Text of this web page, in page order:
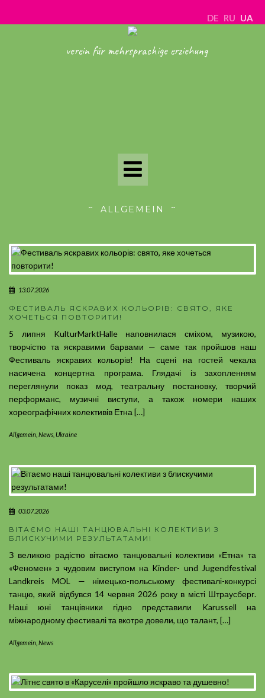
DE RU UA
verein für mehrsprachige erziehung
Toggle
Navigation
ALLGEMEIN
13.07.2026
ФЕСТИВАЛЬ ЯСКРАВИХ КОЛЬОРІВ: СВЯТО, ЯКЕ
ХОЧЕТЬСЯ ПОВТОРИТИ!
5 липня KulturMarktHalle наповнилася сміхом, музикою,
творчістю та яскравими барвами — саме так пройшов наш
Фестиваль яскравих кольорів! На сцені на гостей чекала
насичена концертна програма. Глядачі із захопленням
переглянули показ мод, театральну постановку, творчий
перформанс, музичні виступи, а також номери наших
хореографічних колективів Етна […]
Allgemein News Ukraine
03.07.2026
ВІТАЄМО НАШІ ТАНЦЮВАЛЬНІ КОЛЕКТИВИ З
БЛИСКУЧИМИ РЕЗУЛЬТАТАМИ!
З великою радістю вітаємо танцювальні колективи «Етна» та
«Феномен» з чудовим виступом на Kinder- und Jugendfestival
Landkreis MOL — німецько-польському фестивалі-конкурсі
танцю, який відбувся 14 червня 2026 року в місті Штраусберг.
Наші юні танцівники гідно представили Karussell на
міжнародному фестивалі та вкотре довели, що талант, […]
Allgemein News